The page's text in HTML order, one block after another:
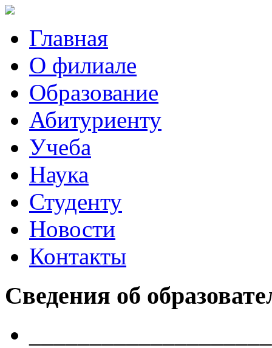
Главная
О филиале
Образование
Абитуриенту
Учеба
Наука
Студенту
Новости
Контакты
Сведения об